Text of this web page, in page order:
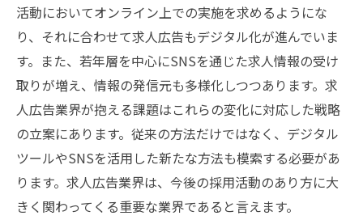
活動においてオンライン上での実施を求めるようにな
り、それに合わせて求人広告もデジタル化が進んでいま
す。また、若年層を中心にSNSを通じた求人情報の受け
取りが増え、情報の発信元も多様化しつつあります。求
人広告業界が抱える課題はこれらの変化に対応した戦略
の立案にあります。従来の方法だけではなく、デジタル
ツールやSNSを活用した新たな方法も模索する必要があ
ります。求人広告業界は、今後の採用活動のあり方に大
きく関わってくる重要な業界であると言えます。